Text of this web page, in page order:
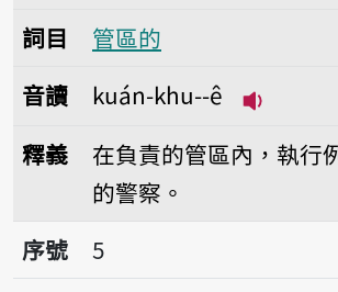
詞目
管區的
音讀
kuán-khu--ê
釋義
在負責的管區內，執行
的警察。
序號5學區
序號
5